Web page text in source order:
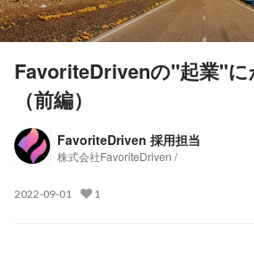
FavoriteDrivenの"起業"に
（前編）
FavoriteDriven 採用担当
株式会社FavoriteDriven /
2022-09-01 1